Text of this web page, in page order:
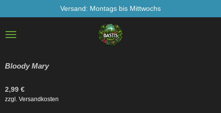
Hauptinhalt
springen
Versand: Montags bis Mittwochs
Bloody Mary
2,99 €
zzgl. Versandkosten